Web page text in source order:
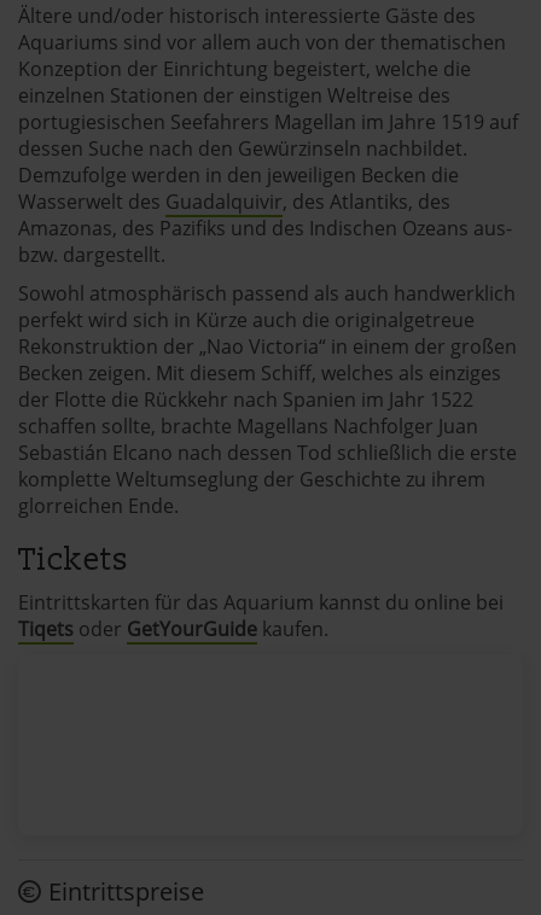
Ältere und/oder historisch interessierte Gäste des
Aquariums sind vor allem auch von der thematischen
Konzeption der Einrichtung begeistert, welche die
einzelnen Stationen der einstigen Weltreise des
portugiesischen Seefahrers Magellan im Jahre 1519 auf
dessen Suche nach den Gewürzinseln nachbildet.
Demzufolge werden in den jeweiligen Becken die
Wasserwelt des Guadalquivir, des Atlantiks, des
Amazonas, des Pazifiks und des Indischen Ozeans aus-
bzw. dargestellt.
Sowohl atmosphärisch passend als auch handwerklich
perfekt wird sich in Kürze auch die originalgetreue
Rekonstruktion der „Nao Victoria“ in einem der großen
Becken zeigen. Mit diesem Schiff, welches als einziges
der Flotte die Rückkehr nach Spanien im Jahr 1522
schaffen sollte, brachte Magellans Nachfolger Juan
Sebastián Elcano nach dessen Tod schließlich die erste
komplette Weltumseglung der Geschichte zu ihrem
glorreichen Ende.
Tickets
Eintrittskarten für das Aquarium kannst du online bei
Tiqets oder GetYourGuide kaufen.
Eintrittspreise